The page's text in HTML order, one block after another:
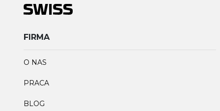
FIRMA
O NAS
PRACA
BLOG